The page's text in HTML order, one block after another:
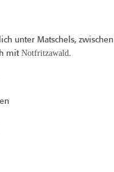
unter Matschels,
mit Notfritzawald.